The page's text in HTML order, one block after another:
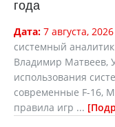
года
Дата: 7 августа, 2026
cистемный
Владимир Матвеев,
использования
современные F-16,
правила игр ...